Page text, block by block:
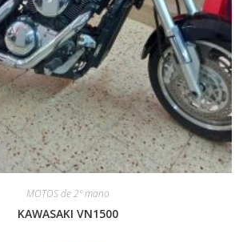
MOTOS de 2º mano
KAWASAKI VN1500